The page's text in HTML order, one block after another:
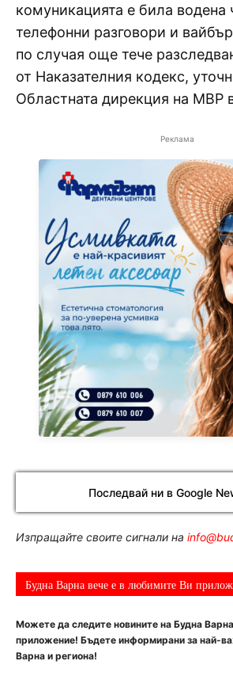
комуникацията е била водена
телефонни разговори и
по случая още тече
от Наказателния кодекс,
Областната дирекция на МВР
Реклама
Последвай ни в Google
Изпращайте своите сигнали на
Будна Варна вече е в любимите Ви
Можете да следите новините на Будна
приложение! Бъдете информирани за най-
Варна и региона!